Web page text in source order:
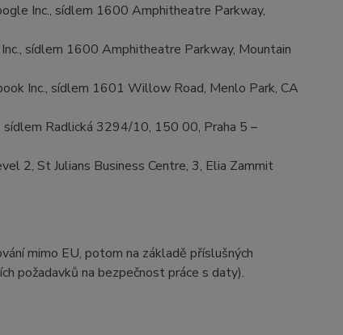
Inc., sídlem 1600 Amphitheatre Parkway,
sídlem 1600 Amphitheatre Parkway, Mountain
Inc., sídlem 1601 Willow Road, Menlo Park, CA
Radlická 3294/10, 150 00, Praha 5 –
2, St Julians Business Centre, 3, Elia Zammit
mimo EU, potom na základě příslušných
požadavků na bezpečnost práce s daty).